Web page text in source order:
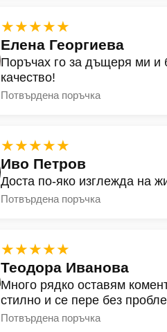
★★★★★
Елена Георгиева
Поръчах го за дъщеря ми и
качество!
Потвърдена поръчка
★★★★★
Иво Петров
Доста по-яко изглежда на
Потвърдена поръчка
★★★★★
Теодора Иванова
Много рядко оставям
стилно и се пере без
Потвърдена поръчка